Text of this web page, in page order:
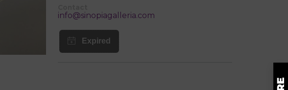
info@sinopiagalleria.com